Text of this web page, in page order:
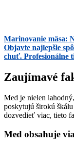
Marinovanie mäsa:
Objavte najlepšie
chuť. Profesionálne
Zaujímavé
Med je nielen
poskytujú širokú
dozvedieť viac, tieto
Med obsahuje